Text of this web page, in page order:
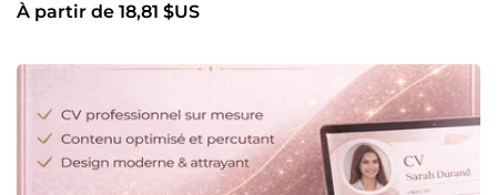
À partir de 18,81 $US